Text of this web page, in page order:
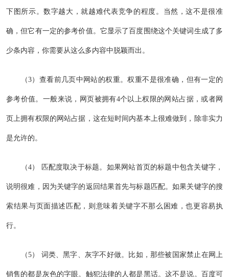
下图所示。数字越大，就越难代表竞争的程度。当然，这不是很准
确，但它有一定的参考价值。它显示了百度围绕这个关键词生成了多
少条内容，你需要从这么多内容中脱颖而出。
（3）查看前几页中网站的权重。权重不是很准确，但有一定的
参考价值。一般来说，网页被拥有4个以上权限的网站占据，或者网
页上拥有权限的网站占据，这在短时间内基本上很难做到，除非实力
是允许的。
（4） 匹配度取决于标题。如果网站首页的标题中包含关键字，
说明很难，因为关键字的返回结果首先与标题匹配。如果关键字的搜
索结果与页面描述匹配，则意味着关键字不那么困难，也更容易执
行。
（5） 词类、黑字、灰字不好做。比如，那些被国家禁止在网上
销售的都是灰色的字眼。触犯法律的人都是黑话。这不是说。百度可